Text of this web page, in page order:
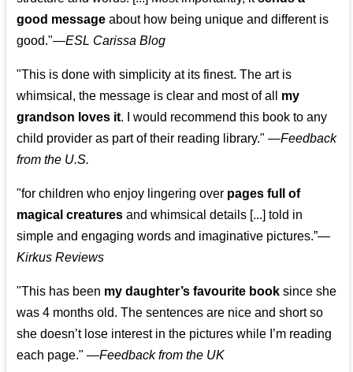
good message about how being unique and different is
good."—ESL Carissa Blog
"This is done with simplicity at its finest. The art is
whimsical, the message is clear and most of all my
grandson loves it. I would recommend this book to any
child provider as part of their reading library." —Feedback
from the U.S.
"for children who enjoy lingering over pages full of
magical creatures and whimsical details [...] told in
simple and engaging words and imaginative pictures.”—
Kirkus Reviews
"This has been my daughter’s favourite book since she
was 4 months old. The sentences are nice and short so
she doesn’t lose interest in the pictures while I’m reading
each page." —Feedback from the UK